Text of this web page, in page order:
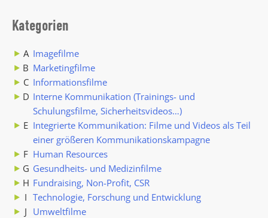
Kategorien
A Imagefilme
B Marketingfilme
C Informationsfilme
D Interne Kommunikation (Trainings- und
Schulungsfilme, Sicherheitsvideos…)
E Integrierte Kommunikation: Filme und Videos als Teil
einer größeren Kommunikationskampagne
F Human Resources
G Gesundheits- und Medizinfilme
H Fundraising, Non-Profit, CSR
I Technologie, Forschung und Entwicklung
J Umweltfilme